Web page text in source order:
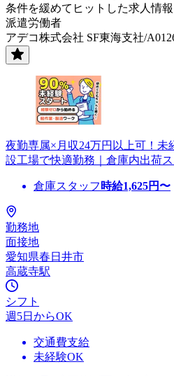
条件を緩めてヒットした求人情
派遣労働者
アデコ株式会社 SF東海支社/
夜勤専属×月収24万円以上可！
設工場で快適勤務｜倉庫内出荷
倉庫スタッフ 時給1,625円〜
勤務地
面接地
愛知県春日井市
高蔵寺駅
シフト
週5日からOK
交通費支給
未経験OK